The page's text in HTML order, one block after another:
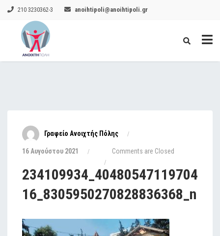
210 3230362-3 anoihtipoli@anoihtipoli.gr
Γραφείο Ανοιχτής Πόλης
16 Αυγούστου 2021 Comments are Closed
234109934_40480547119704
16_8305950270828836368_n